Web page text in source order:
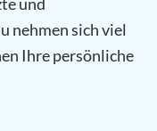
nehmen sich viel
Ihre persönliche